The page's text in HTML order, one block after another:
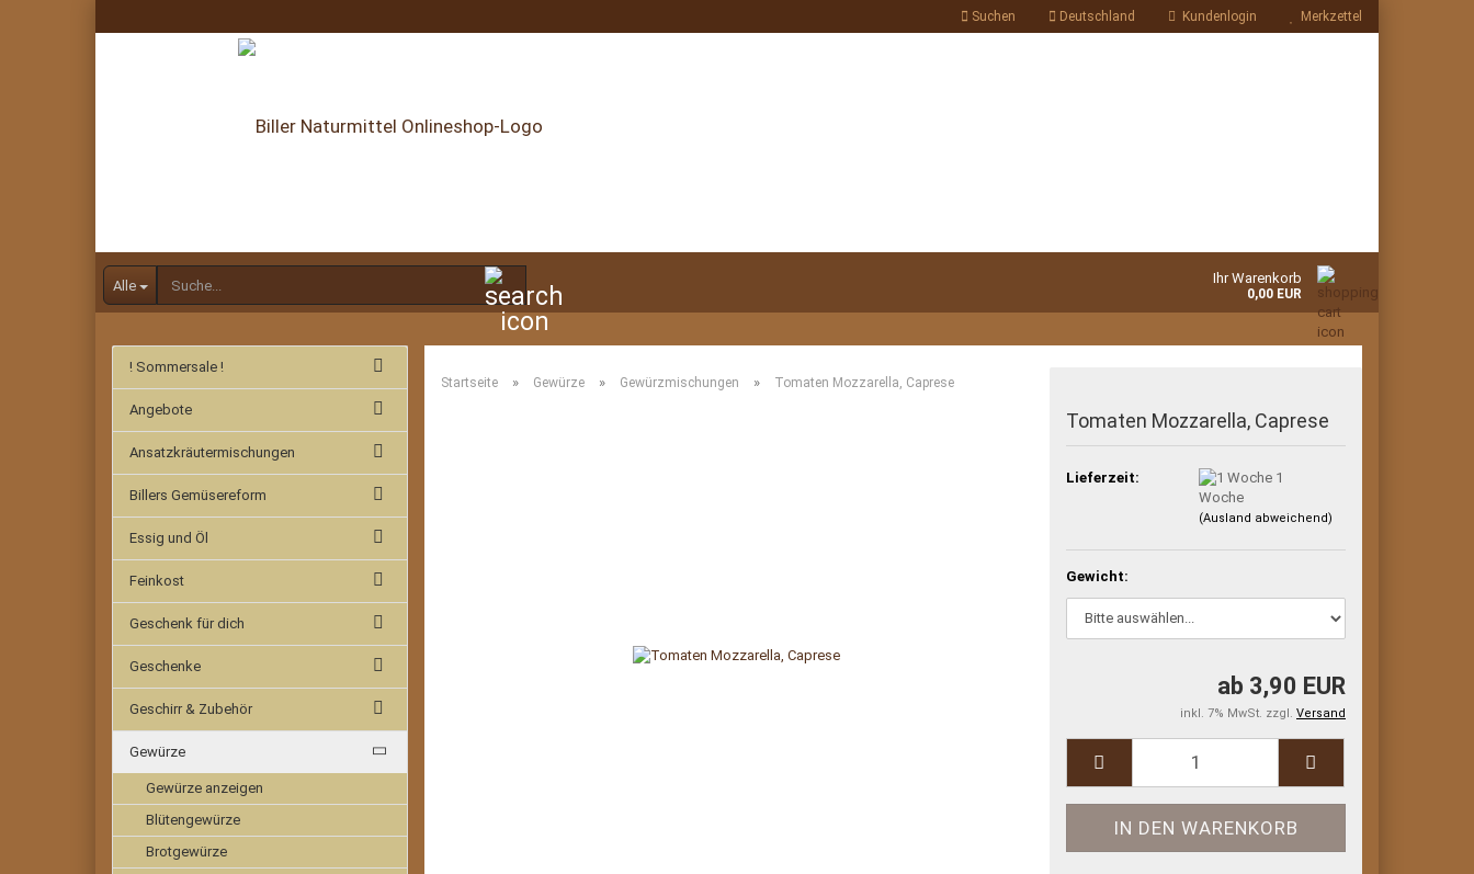
Suchen Deutschland Kundenlogin Merkzettel
Alle Ihr Warenkorb
0,00 EUR
Startseite » Gewürze » Gewürzmischungen » Tomaten Mozzarella, Caprese
Tomaten Mozzarella, Caprese
Lieferzeit:
1
Woche
(Ausland abweichend)
Gewicht:
ab 3,90 EUR
inkl. 7% MwSt. zzgl. Versand
! Sommersale !
Angebote
Ansatzkräutermischungen
Billers Gemüsereform
Essig und Öl
Feinkost
Geschenk für dich
Geschenke
Geschirr & Zubehör
Gewürze
Gewürze anzeigen
Blütengewürze
Brotgewürze